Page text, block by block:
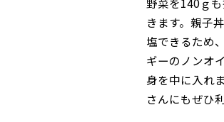
きます。親子
塩できるため
ギーのノンオ
身を中に入れ
さんにもぜひ